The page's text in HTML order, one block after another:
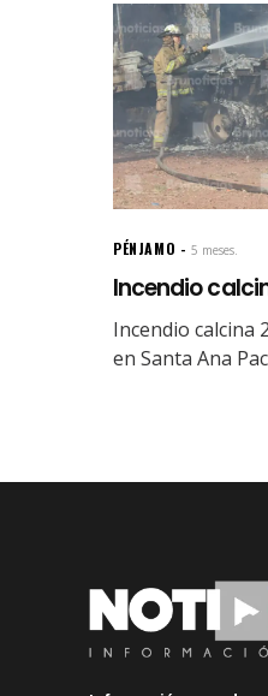
PÉNJAMO 5 meses.
Incendio
Incendio calcina
en Santa Ana